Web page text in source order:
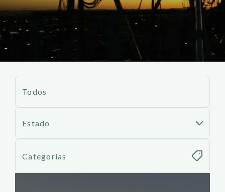
Todos
Estado
Categorias